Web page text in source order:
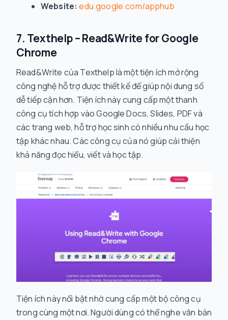
Website: edu.google.com/apphub
7. Texthelp – Read&Write for Google
Chrome
Read&Write của Texthelp là một tiện ích mở rộng
công nghệ hỗ trợ được thiết kế để giúp nội dung số
dễ tiếp cận hơn. Tiện ích này cung cấp một thanh
công cụ tích hợp vào Google Docs, Slides, PDF và
các trang web, hỗ trợ học sinh có nhiều nhu cầu học
tập khác nhau. Các công cụ của nó giúp cải thiện
khả năng đọc hiểu, viết và học tập.
Tiện ích này nổi bật nhờ cung cấp một bộ công cụ
trong cùng một nơi. Người dùng có thể nghe văn bản